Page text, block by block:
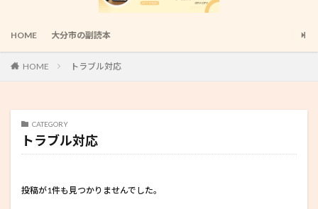
HOME 大分市の副読本
HOME トラブル対応
CATEGORY
トラブル対応
投稿が1件も見つかりませんでした。